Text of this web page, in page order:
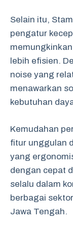
Selain itu,
pengatur
lebih efisien.
noise yang
menawarkan
kebutuhan
Kemudahan
fitur unggulan
yang
dengan cepat
selalu dalam
berbagai
Jawa Tengah.